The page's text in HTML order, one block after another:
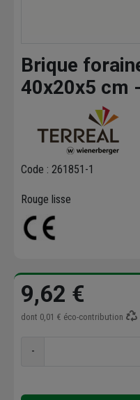
Brique
40x20x5 cm
Code : 261851-1
Rouge lisse
9,62 €
dont 0,01 € éco-contribution
-